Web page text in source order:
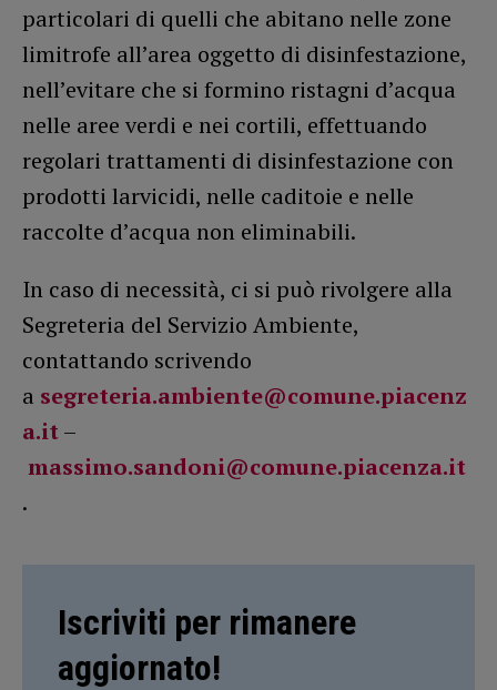
particolari di quelli che abitano nelle zone
limitrofe all’area oggetto di disinfestazione,
nell’evitare che si formino ristagni d’acqua
nelle aree verdi e nei cortili, effettuando
regolari trattamenti di disinfestazione con
prodotti larvicidi, nelle caditoie e nelle
raccolte d’acqua non eliminabili.
In caso di necessità, ci si può rivolgere alla
Segreteria del Servizio Ambiente,
contattando scrivendo
a segreteria.ambiente@comune.piacenz
a.it–
massimo.sandoni@comune.piacenza.it
.
Iscriviti per rimanere
aggiornato!